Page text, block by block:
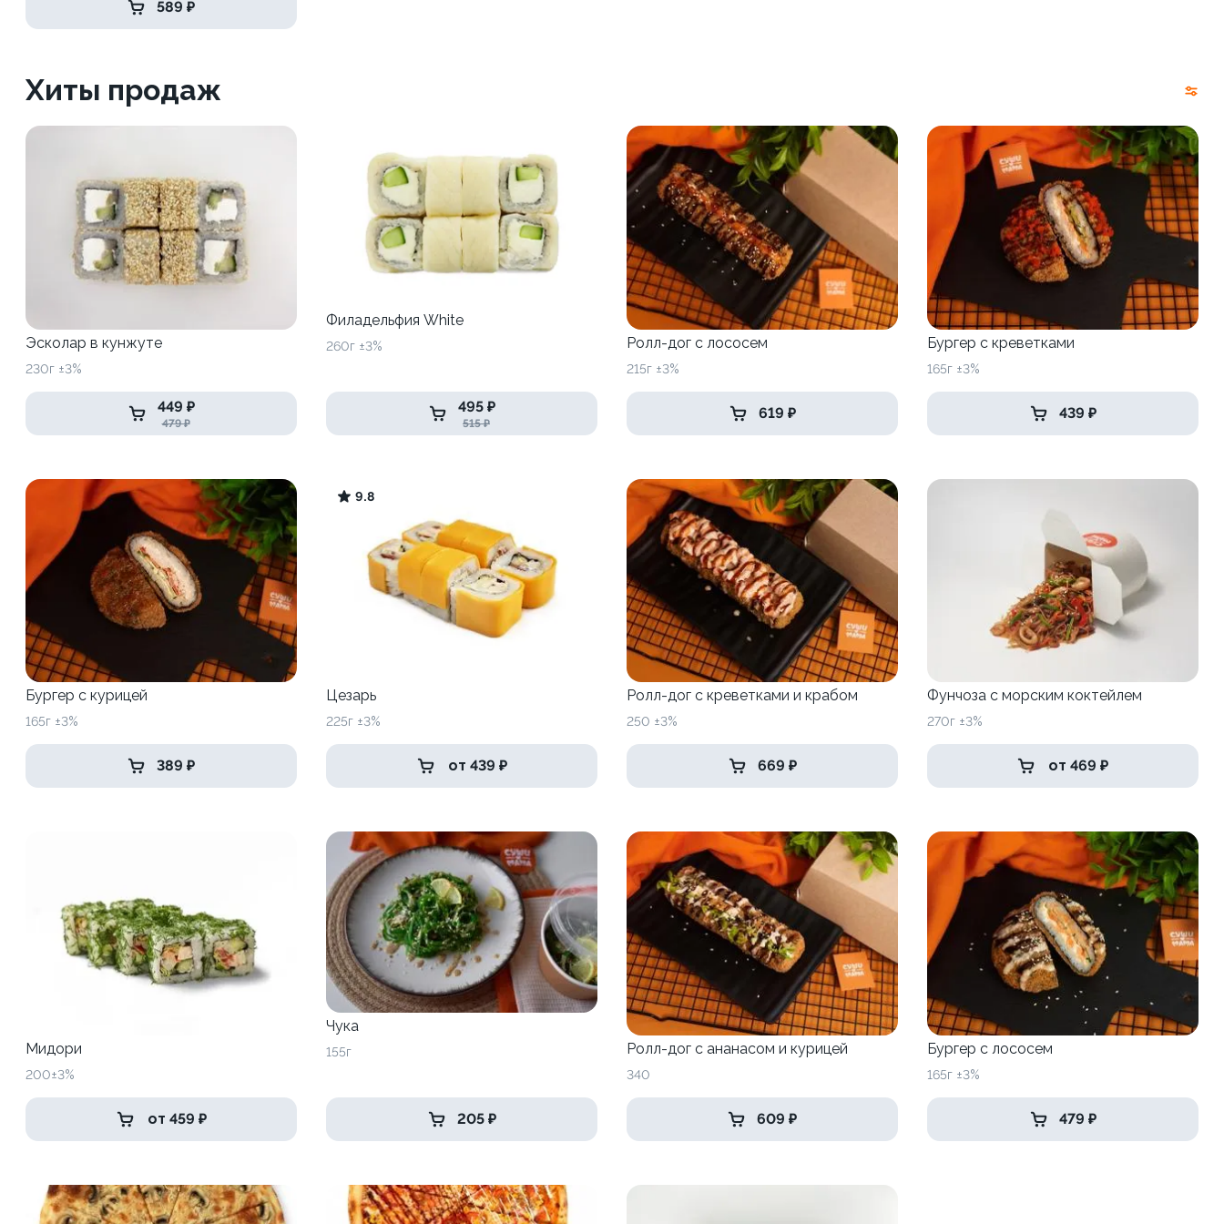
589 ₽
Хиты продаж
Эсколар в кунжуте
230г ±3%
449 ₽
479 ₽
Филадельфия White
260г ±3%
495 ₽
515 ₽
Ролл-дог с лососем
215г ±3%
619 ₽
Бургер с креветками
165г ±3%
439 ₽
Бургер с курицей
165г ±3%
389 ₽
9.8
Цезарь
225г ±3%
от 439 ₽
Ролл-дог с креветками и крабом
250 ±3%
669 ₽
Фунчоза с морским коктейлем
270г ±3%
от 469 ₽
Мидори
200±3%
от 459 ₽
Чука
155г
205 ₽
Ролл-дог с ананасом и курицей
340
609 ₽
Бургер с лососем
165г ±3%
479 ₽